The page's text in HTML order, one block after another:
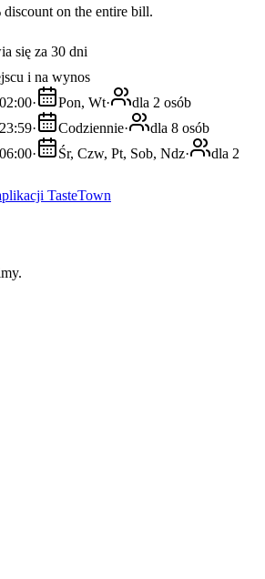
on the entire bill.
się za 30 dni
i na wynos
· Pon, Wt·
dla 2 osób
· Codziennie·
dla 8 osób
· Śr, Czw, Pt, Sob, Ndz·
dla 2
TasteTown